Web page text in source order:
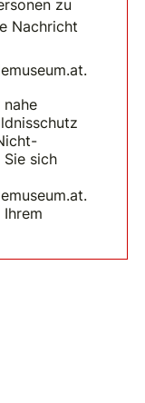
zu
Nachricht
sich